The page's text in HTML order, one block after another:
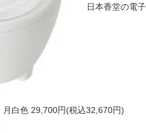
日本香堂の電子
白色 29,700円(税込32,670円)